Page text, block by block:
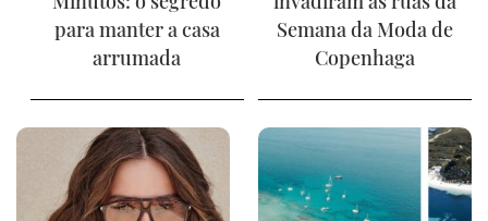
para manter a casa
arrumada
Semana da Moda de
Copenhaga